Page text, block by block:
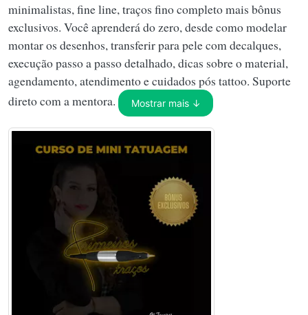
minimalistas, fine line, traços fino completo mais bônus
exclusivos. Você aprenderá do zero, desde como modelar
montar os desenhos, transferir para pele com decalques,
execução passo a passo detalhado, dicas sobre o material,
agendamento, atendimento e cuidados pós tattoo. Suporte
direto com a mentora.
Mostrar mais ↓